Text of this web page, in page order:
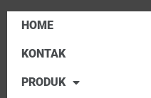
HOME
KONTAK
PRODUK